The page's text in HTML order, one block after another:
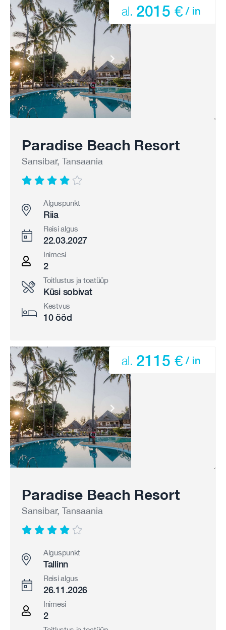
Paradise Beach Resort
Sansibar, Tansaania
al. 2015 € / in
Alguspunkt
Riia
Reisi algus
22.03.2027
Inimesi
2
Toitlustus ja toatüüp
Küsi sobivat
Kestvus
10 ööd
Paradise Beach Resort
Sansibar, Tansaania
al. 2115 € / in
Alguspunkt
Tallinn
Reisi algus
26.11.2026
Inimesi
2